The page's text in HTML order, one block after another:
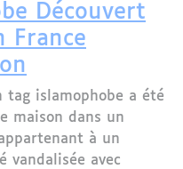
Découvert
France
islamophobe a été
maison dans un
à un
vandalisée avec